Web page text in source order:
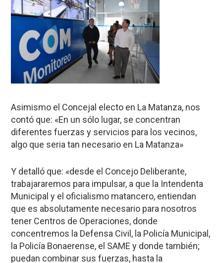
Asimismo el Concejal electo en La Matanza, nos
contó que: «En un sólo lugar, se concentran
diferentes fuerzas y servicios para los vecinos,
algo que seria tan necesario en La Matanza»
Y detalló que: «desde el Concejo Deliberante,
trabajararemos para impulsar, a que la Intendenta
Municipal y el oficialismo matancero, entiendan
que es absolutamente necesario para nosotros
tener Centros de Operaciones, donde
concentremos la Defensa Civil, la Policía Municipal,
la Policía Bonaerense, el SAME y donde también;
puedan combinar sus fuerzas, hasta la